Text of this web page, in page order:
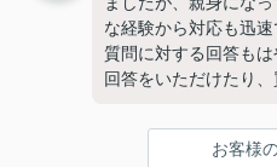
本当にありがとうご
な経験から対応も迅速
質問に対する回答も
回答をいただけたり
多分2度と家を買う機
次があればまたアー
お客様